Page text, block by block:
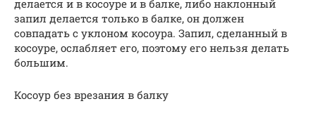
делается и в косоуре и в балке, либо наклонный
запил делается только в балке, он должен
совпадать с уклоном косоура. Запил, сделанный в
косоуре, ослабляет его, поэтому его нельзя делать
большим.
Косоур без врезания в балку